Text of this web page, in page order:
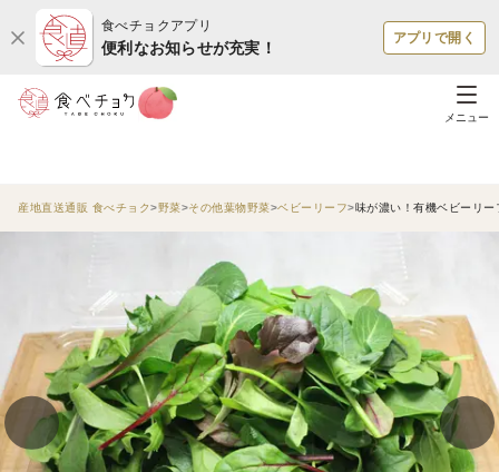
食べチョクアプリ
便利なお知らせが充実！
アプリで開く
メニュー
産地直送通販 食べチョク 野菜 その他葉物野菜 ベビーリーフ 味が濃い！有機ベビーリ